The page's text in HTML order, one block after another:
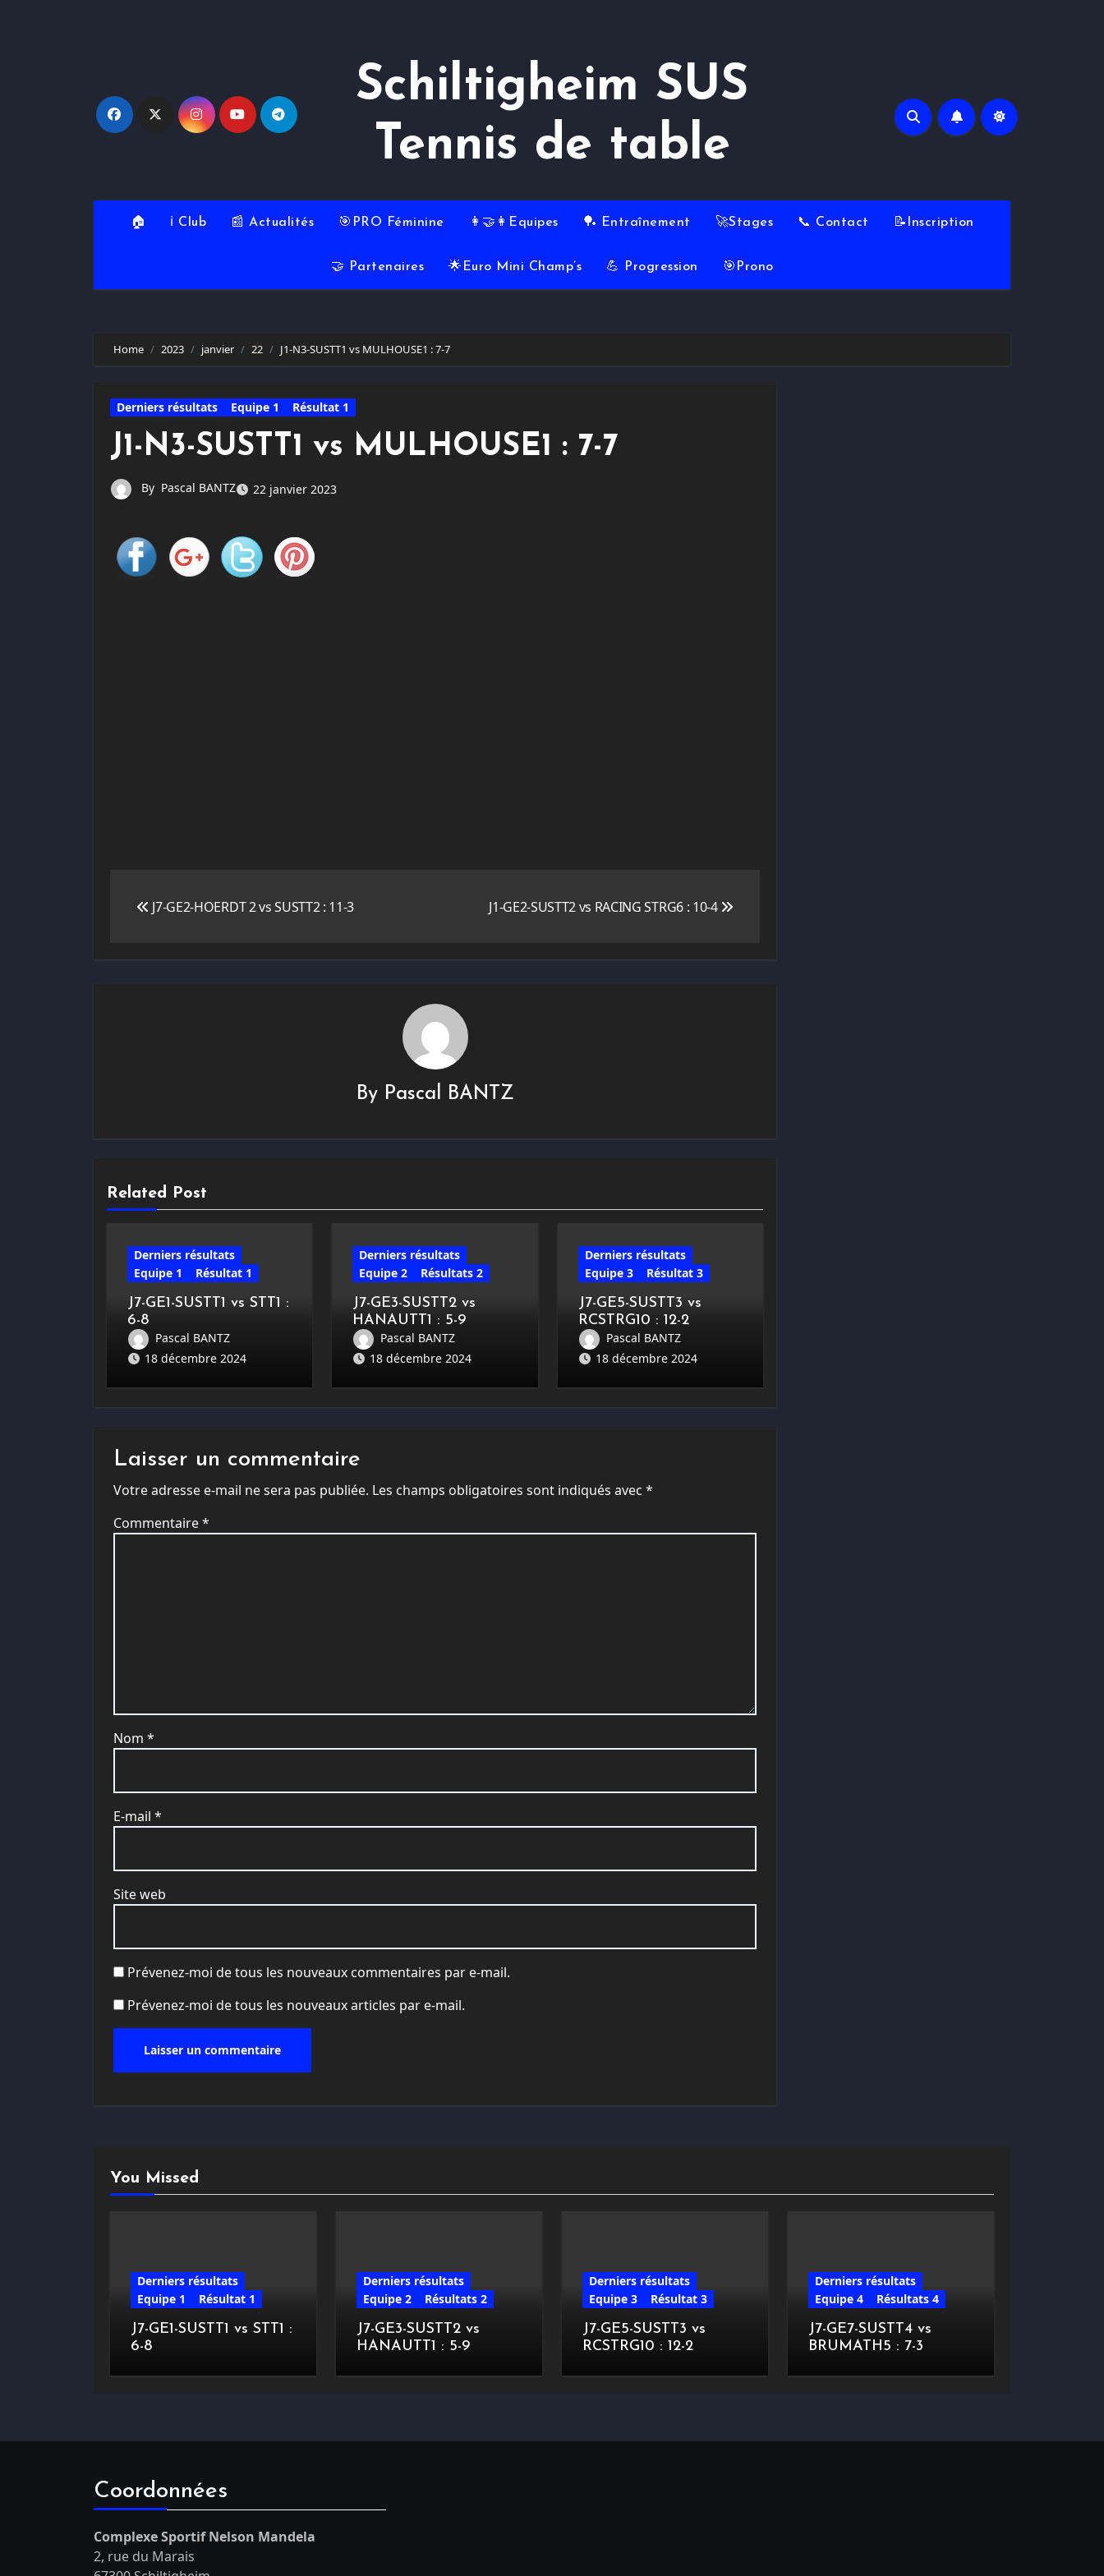
Schiltigheim SUS
Tennis de table
🏠 ℹ️ Club 📰 Actualités 🎯PRO Féminine 👩‍🤝‍👩Equipes 🏓 Entraînement 🚀Stages 📞 Contact 📝Inscription
🤝 Partenaires 🌟Euro Mini Champ’s 💪 Progression 🎯Prono
Home 2023 janvier 22 J1-N3-SUSTT1 vs MULHOUSE1 : 7-7
Derniers résultats Equipe 1 Résultat 1
J1-N3-SUSTT1 vs MULHOUSE1 : 7-7
By Pascal BANTZ 22 janvier 2023
de
J7-GE2-HOERDT 2 vs SUSTT2 : 11-3 J1-GE2-SUSTT2 vs RACING STRG6 : 10-4
By Pascal BANTZ
Related Post
Derniers résultats
Equipe 1
Résultat 1
J7-GE1-SUSTT1 vs STT1 :
6-8
Pascal BANTZ
18 décembre 2024
Derniers résultats
Equipe 2
Résultats 2
J7-GE3-SUSTT2 vs
HANAUTT1 : 5-9
Pascal BANTZ
18 décembre 2024
Derniers résultats
Equipe 3
Résultat 3
J7-GE5-SUSTT3 vs
RCSTRG10 : 12-2
Pascal BANTZ
18 décembre 2024
Laisser un commentaire
Votre adresse e-mail ne sera pas publiée. Les champs obligatoires sont indiqués avec *
Commentaire*
Nom *
E-mail *
Site web
Prévenez-moi de tous les nouveaux commentaires par e-mail.
Prévenez-moi de tous les nouveaux articles par e-mail.
You Missed
Derniers résultats
Equipe 1
Résultat 1
J7-GE1-SUSTT1 vs STT1 :
6-8
Derniers résultats
Equipe 2
Résultats 2
J7-GE3-SUSTT2 vs
HANAUTT1 : 5-9
Derniers résultats
Equipe 3
Résultat 3
J7-GE5-SUSTT3 vs
RCSTRG10 : 12-2
Derniers résultats
Equipe 4
Résultats 4
J7-GE7-SUSTT4 vs
BRUMATH5 : 7-3
Coordonnées
Complexe Sportif Nelson Mandela
2, rue du Marais